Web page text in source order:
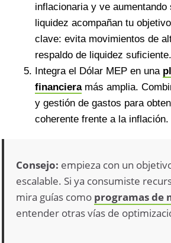
inflacionaria y ve
liquidez acompañan tu
clave: evita movimientos de
respaldo de liquidez suficiente.
Integra el Dólar MEP en una
financieramás amplia.
y gestión de gastos para
coherente frente a la inflación.
Consejo: empieza con un
escalable. Si ya consumiste
mira guías como programas de
entender otras vías de